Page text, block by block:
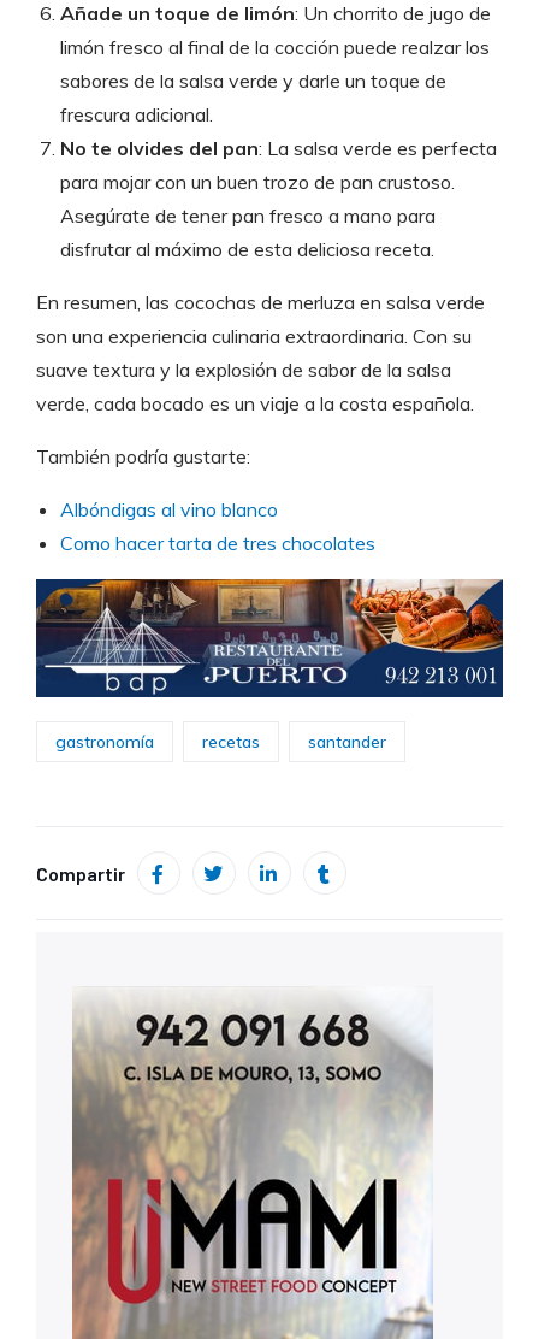
Añade un toque de limón: Un chorrito de jugo de
limón fresco al final de la cocción puede realzar los
sabores de la salsa verde y darle un toque de
frescura adicional.
No te olvides del pan: La salsa verde es perfecta
para mojar con un buen trozo de pan crustoso.
Asegúrate de tener pan fresco a mano para
disfrutar al máximo de esta deliciosa receta.
En resumen, las cocochas de merluza en salsa verde
son una experiencia culinaria extraordinaria. Con su
suave textura y la explosión de sabor de la salsa
verde, cada bocado es un viaje a la costa española.
También podría gustarte:
Albóndigas al vino blanco
Como hacer tarta de tres chocolates
gastronomía recetas santander
Compartir